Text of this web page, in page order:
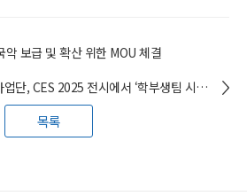
악 보급 및 확산 위한 MOU 체결
차세대통신 혁신융합대학사업단, CES 2025 전시에서 ‘학부생팀 시작품’ 선보여
목록